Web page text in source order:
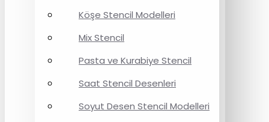
Köşe Stencil Modelleri
Mix Stencil
Pasta ve Kurabiye Stencil
Saat Stencil Desenleri
Soyut Desen Stencil Modelleri